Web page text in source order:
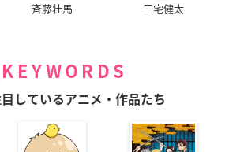
斉藤壮馬 三宅健太
KEYWORDS
しているアニメ・作品たち